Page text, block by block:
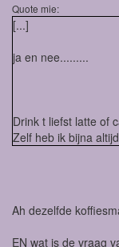
Quote mie:
[...]
ja en nee.........
Drink t liefst latte of
Zelf heb ik bijna
Ah dezelfde
EN wat is de vraag